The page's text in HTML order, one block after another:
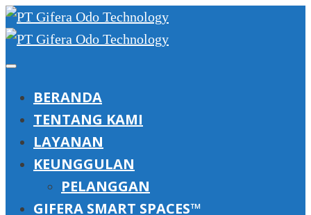
BERANDA
TENTANG KAMI
LAYANAN
KEUNGGULAN
PELANGGAN
GIFERA SMART SPACES™